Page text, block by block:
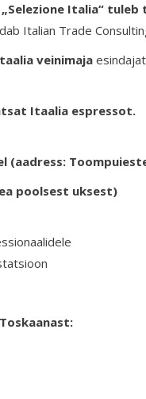
Italia“ tuleb
Italian Trade
veinimaja
Itaalia espressot.
(aadress:
poolsest uksest)